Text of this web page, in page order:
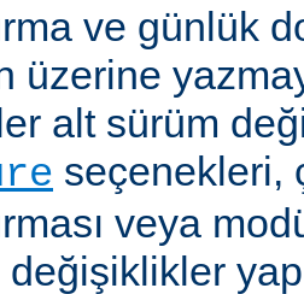
ve günlük
üzerine
alt sürüm
seçenekleri,
veya
değişiklikler